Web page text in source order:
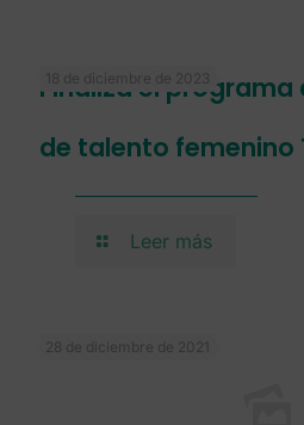
18 de diciembre de 2023
Finaliza el
de talento femenino
Leer más
28 de diciembre de 2021